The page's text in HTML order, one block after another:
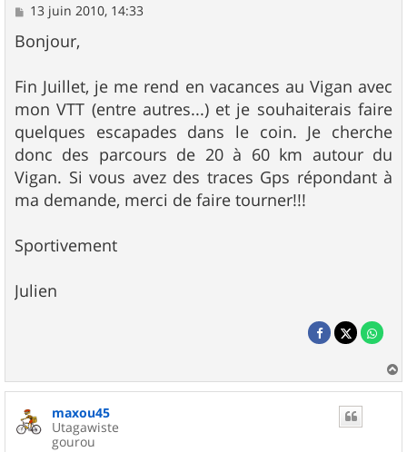
M
s
s
g
e
13 juin 2010, 14:33
Bonjour,
Fin Juillet, je me rend en vacances au Vigan avec
mon VTT (entre autres...) et je souhaiterais faire
quelques escapades dans le coin. Je cherche
donc des parcours de 20 à 60 km autour du
Vigan. Si vous avez des traces Gps répondant à
ma demande, merci de faire tourner!!!
Sportivement
Julien
a
maxou45
Utagawiste
gourou